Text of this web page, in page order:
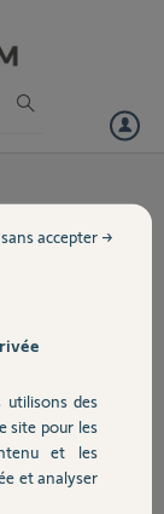
actuel ?
utilisons des
site pour les
et les
et analyser
accepter →